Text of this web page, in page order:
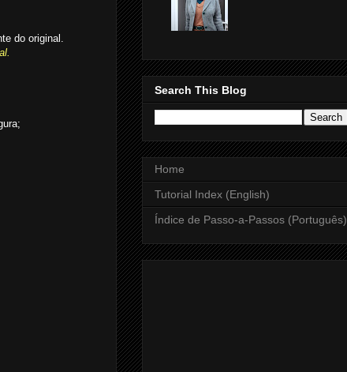
do original.
Search This Blog
Home
Tutorial Index (English)
Índice de Passo-a-Passos (Português)